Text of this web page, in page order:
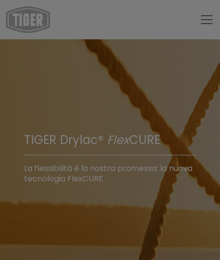
TIGER Drylac® FlexCURE
La flessibilità è la nostra promessa: la nuova
tecnologia FlexCURE